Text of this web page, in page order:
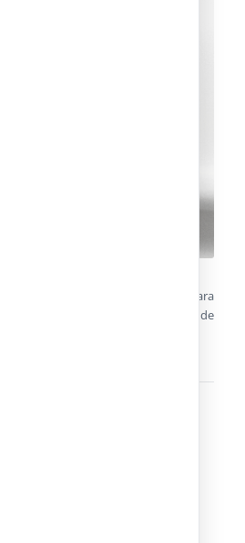
Se pueden emplear para
garitas de seguridad, casetas de